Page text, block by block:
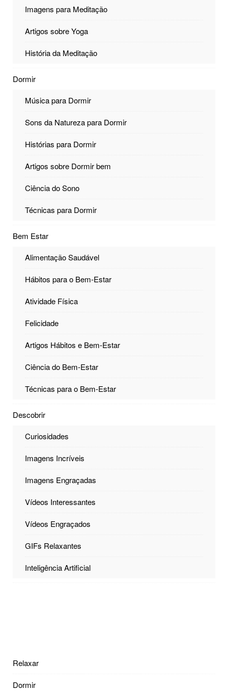
Imagens para Meditação
Artigos sobre Yoga
História da Meditação
Dormir
Música para Dormir
Sons da Natureza para Dormir
Histórias para Dormir
Artigos sobre Dormir bem
Ciência do Sono
Técnicas para Dormir
Bem Estar
Alimentação Saudável
Hábitos para o Bem-Estar
Atividade Física
Felicidade
Artigos Hábitos e Bem-Estar
Ciência do Bem-Estar
Técnicas para o Bem-Estar
Descobrir
Curiosidades
Imagens Incríveis
Imagens Engraçadas
Vídeos Interessantes
Vídeos Engraçados
GIFs Relaxantes
Inteligência Artificial
Relaxar
Dormir